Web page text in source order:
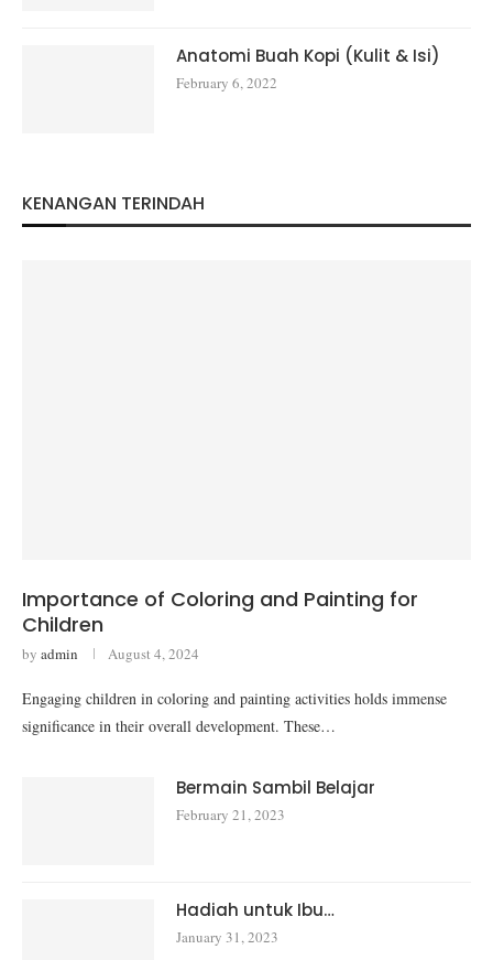
Anatomi Buah Kopi (Kulit & Isi)
February 6, 2022
KENANGAN TERINDAH
Importance of Coloring and Painting for
Children
by admin August 4, 2024
Engaging children in coloring and painting activities holds immense
significance in their overall development. These…
Bermain Sambil Belajar
February 21, 2023
Hadiah untuk Ibu…
January 31, 2023